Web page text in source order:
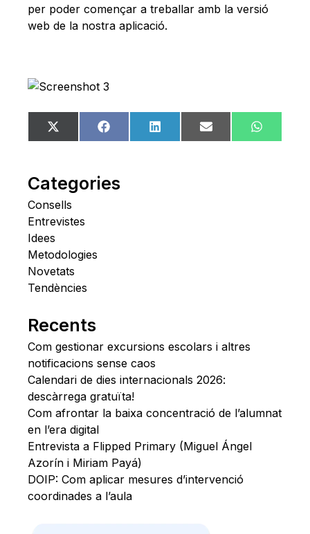
per poder començar a treballar amb la versió
web de la nostra aplicació.
Share
on
X
(Twitter)
Share
on
FacebookShare
on
LinkedIn Share
on
Email
Share
on
Categories
Consells
Entrevistes
Idees
Metodologies
Novetats
Tendències
Recents
Com gestionar excursions escolars i altres
notificacions sense caos
Calendari de dies internacionals 2026:
descàrrega gratuïta!
Com afrontar la baixa concentració de l’alumnat
en l’era digital
Entrevista a Flipped Primary (Miguel Ángel
Azorín i Miriam Payá)
DOIP: Com aplicar mesures d’intervenció
coordinades a l’aula